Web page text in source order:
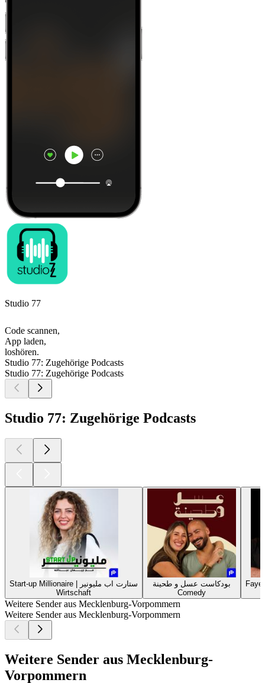
Studio 77
Code scannen,
App laden,
loshören.
Studio 77: Zugehörige Podcasts
Studio 77: Zugehörige Podcasts
Studio 77: Zugehörige Podcasts
Start-up Millionaire | ستارت اب مليونير
Wirtschaft
بودكاست عسل و طحينة
Comedy
Weitere Sender aus Mecklenburg-Vorpommern
Weitere Sender aus Mecklenburg-Vorpommern
Weitere Sender aus Mecklenburg-
Vorpommern